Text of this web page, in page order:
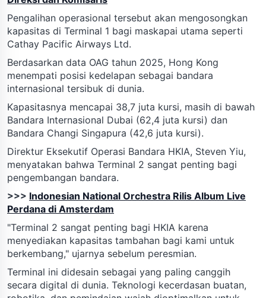
Pengalihan operasional tersebut akan mengosongkan
kapasitas di Terminal 1 bagi maskapai utama seperti
Cathay Pacific Airways Ltd.
Berdasarkan data OAG tahun 2025, Hong Kong
menempati posisi kedelapan sebagai bandara
internasional tersibuk di dunia.
Kapasitasnya mencapai 38,7 juta kursi, masih di bawah
Bandara Internasional Dubai (62,4 juta kursi) dan
Bandara Changi Singapura (42,6 juta kursi).
Direktur Eksekutif Operasi Bandara HKIA, Steven Yiu,
menyatakan bahwa Terminal 2 sangat penting bagi
pengembangan bandara.
>>> Indonesian National Orchestra Rilis Album Live
Perdana di Amsterdam
"Terminal 2 sangat penting bagi HKIA karena
menyediakan kapasitas tambahan bagi kami untuk
berkembang," ujarnya sebelum peresmian.
Terminal ini didesain sebagai yang paling canggih
secara digital di dunia. Teknologi kecerdasan buatan,